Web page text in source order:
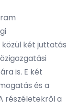
két juttatás
is. E két
és a
részéletekről a